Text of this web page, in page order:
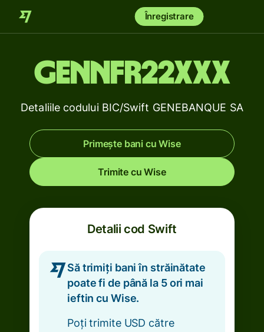
Înregistrare
GENNFR22XXX
Detaliile codului BIC/Swift GENEBANQUE SA
Primește bani cu Wise
Trimite cu Wise
Detalii cod Swift
Să trimiți bani în străinătate
poate fi de până la 5 ori mai
ieftin cu Wise.
Poți trimite USD către